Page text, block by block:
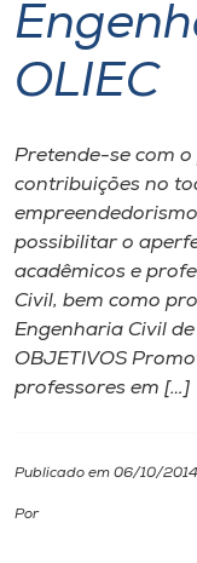
Atendimento ao
Portal de Ensino
A
I.nova
Cultura
OLIEC
Pretende-se com
contribuições no
possibilitar o
acadêmicos e
Civil, bem como
Engenharia Civil
OBJETIVOS
professores em […]
Publicado em 06/10/2014
Por